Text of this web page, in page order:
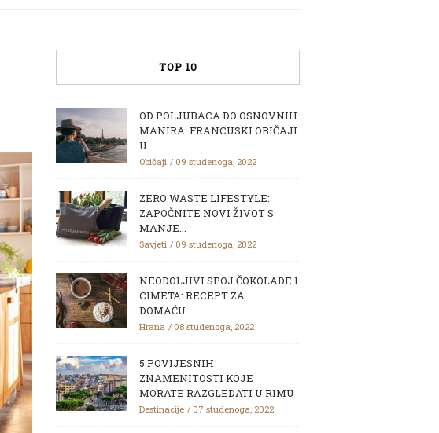
TOP 10
OD POLJUBACA DO OSNOVNIH
MANIRA: FRANCUSKI OBIČAJI
U...
Običaji 09 studenoga, 2022
ZERO WASTE LIFESTYLE:
ZAPOČNITE NOVI ŽIVOT S
MANJE...
Savjeti 09 studenoga, 2022
NEODOLJIVI SPOJ ČOKOLADE I
CIMETA: RECEPT ZA
DOMAĆU...
Hrana 08 studenoga, 2022
5 POVIJESNIH
ZNAMENITOSTI KOJE
MORATE RAZGLEDATI U RIMU
Destinacije 07 studenoga, 2022